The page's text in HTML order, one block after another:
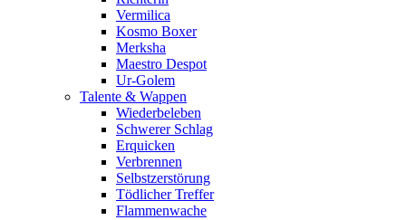
Vermilica
Kosmo Boxer
Merksha
Maestro Despot
Ur-Golem
Talente & Wappen
Wiederbeleben
Schwerer Schlag
Erquicken
Verbrennen
Selbstzerstörung
Tödlicher Treffer
Flammenwache